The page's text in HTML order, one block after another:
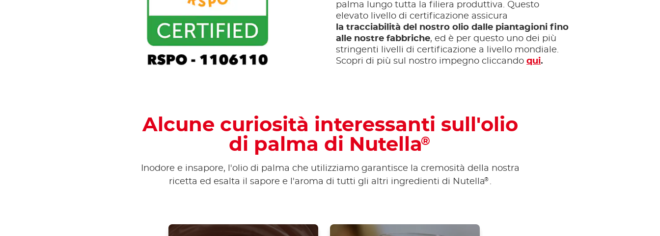
palma lungo tutta la filiera produttiva. Questo
elevato livello di certificazione assicura
la tracciabilità del nostro olio dalle piantagioni fino
alle nostre fabbriche, ed è per questo uno dei più
stringenti livelli di certificazione a livello mondiale.
Scopri di più sul nostro impegno cliccando qui.
Alcune curiosità interessanti sull'olio
di palma di Nutella®
Inodore e insapore, l'olio di palma che utilizziamo garantisce la cremosità della nostra
ricetta ed esalta il sapore e l'aroma di tutti gli altri ingredienti di Nutella®